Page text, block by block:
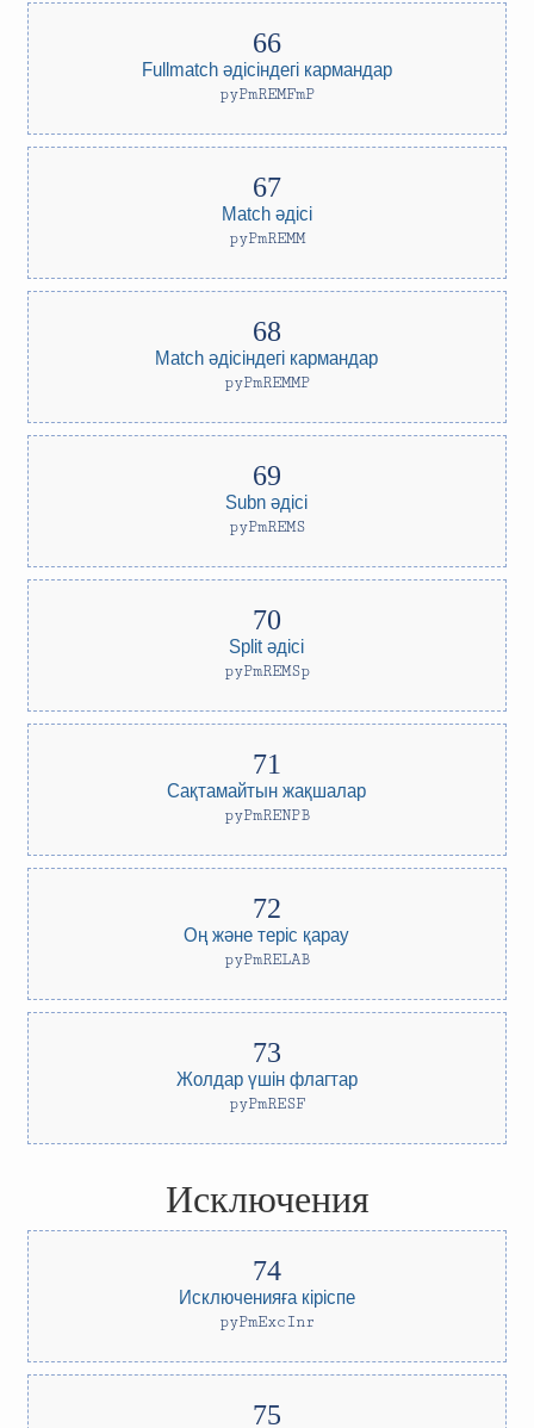
Fullmatch әдісіндегі кармандар
pyPmREMFmP
Match әдісі
pyPmREMM
Match әдісіндегі кармандар
pyPmREMMP
Subn әдісі
pyPmREMS
Split әдісі
pyPmREMSp
Сақтамайтын жақшалар
pyPmRENPB
Оң және теріс қарау
pyPmRELAB
Жолдар үшін флагтар
pyPmRESF
Исключения
Исключенияға кіріспе
pyPmExcInr